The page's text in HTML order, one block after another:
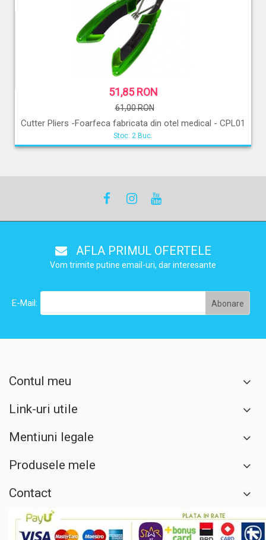
51,85 RON
61,00 RON
Cutter Pliers -Foarfeca fabricata din otel medical - CPL01
Stoc: 2 Buc.
AFLA PRIMUL OFERTELE
Vom trimite putine email-uri, dar interesante
E-Mail:
Contul meu
Link-uri utile
Mentiuni legale
Produsele mele
Contact